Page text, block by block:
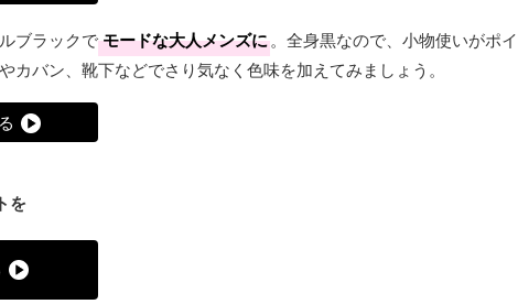
ブラックでモードな大人メンズに。全身黒なので、小物使いがポイ
カバン、靴下などでさり気なく色味を加えてみましょう。
を